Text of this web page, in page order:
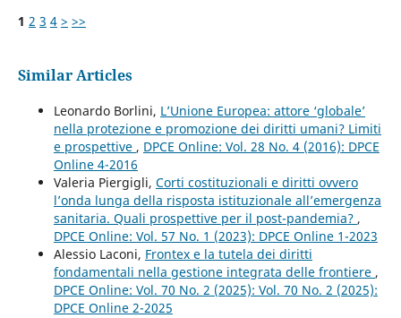
1 2 3 4 > >>
Similar Articles
Leonardo Borlini, L’Unione Europea: attore ‘globale’
nella protezione e promozione dei diritti umani? Limiti
e prospettive , DPCE Online: Vol. 28 No. 4 (2016): DPCE
Online 4-2016
Valeria Piergigli, Corti costituzionali e diritti ovvero
l’onda lunga della risposta istituzionale all’emergenza
sanitaria. Quali prospettive per il post-pandemia? ,
DPCE Online: Vol. 57 No. 1 (2023): DPCE Online 1-2023
Alessio Laconi, Frontex e la tutela dei diritti
fondamentali nella gestione integrata delle frontiere ,
DPCE Online: Vol. 70 No. 2 (2025): Vol. 70 No. 2 (2025):
DPCE Online 2-2025